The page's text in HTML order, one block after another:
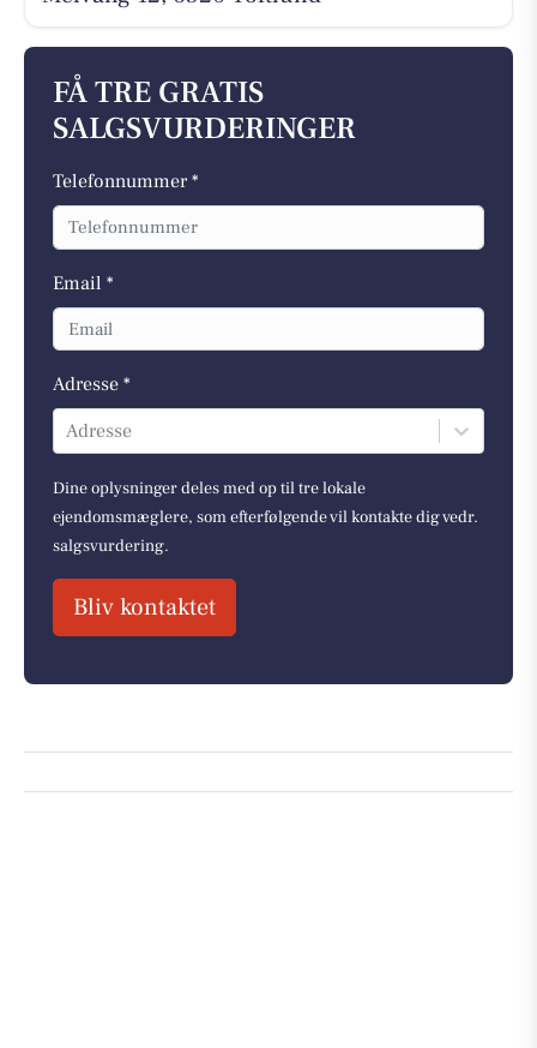
FÅ TRE GRATIS
SALGSVURDERINGER
Telefonnummer *
Email *
Adresse *
Adresse
Dine oplysninger deles med op til tre lokale
ejendomsmæglere, som efterfølgende vil kontakte dig vedr.
salgsvurdering.
Bliv kontaktet